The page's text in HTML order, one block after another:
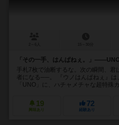
「その一手、はんぱねぇ。」
手札7枚で油断するな。次の瞬間、
者になる──。 『ウノはんぱねぇ』は
「UNO」に、ハチャメチャな超特殊
19
興味あり
72
経験あり